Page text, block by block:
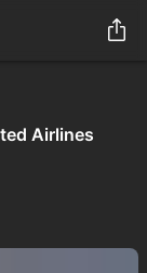
Airlines